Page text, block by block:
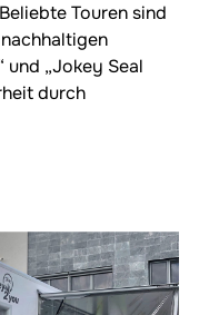
Touren sind
und „Jokey Seal
durch